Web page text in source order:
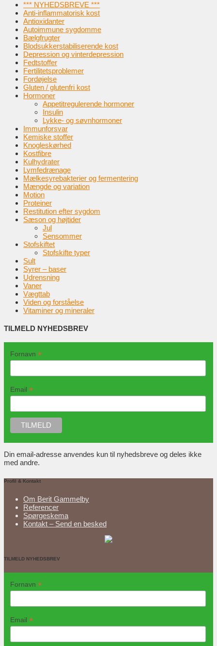
*** NYHEDSBREVE ***
Anti-inflammatorisk kost
Antioxidanter
Autoimmune sygdomme
Bælgfrugter
Blodsukkerstabiliserende kost
Depression og vinterdepression
Fedtstoffer
Fertilitetsproblemer
Fordøjelse
Gluten / glutenfri kost
Hormoner
Appetitregulerende hormoner
Insulin
Lykke- og søvnhormoner
Immunforsvar
Kemiske stoffer
Knogleskørhed
Kostfibre
Kulhydrater
Lymfedrænage
Mælkesyrebakterier og fermentering
Mængde og variation
Motion
Proteiner
Restitution efter sygdom
Sæson og højtider
Jul
Sensommer
Stofskiftet
Stofskifte typer
Sult
Syrer – baser
Udrensning
Vaner
Vægttab
Viden og forståelse
Vitaminer og mineraler
TILMELD NYHEDSBREV
Fornavn *
Email *
Din email-adresse anvendes kun til nyhedsbreve og deles ikke
med andre.
Profil & Kontakt
Om Berit Gammelby
Referencer
Spørgeskema
Kontakt – Send en besked
TILMELD NYHEDSBREV
Fornavn *
Email *